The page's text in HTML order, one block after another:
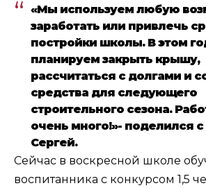
«Мы используем любую
заработать или привлечь
постройки школы. В этом
планируем закрыть крышу,
рассчитаться с долгами и
средства для следующего
строительного сезона.
очень много!»- поделился
Сергей.
Сейчас в воскресной школе
воспитанника с конкурсом 1,5